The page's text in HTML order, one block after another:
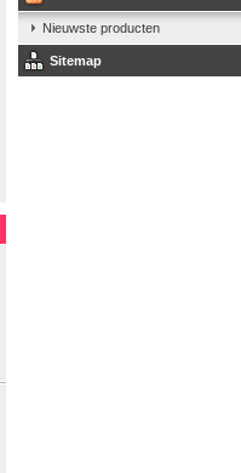
Nieuwste producten
Sitemap